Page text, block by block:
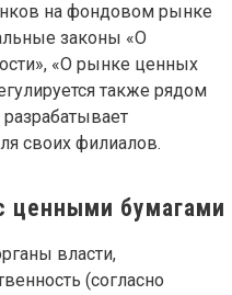
на фондовом рынке
законы «О
«О рынке ценных
также рядом
своих филиалов.
ценными бумагами
власти,
(согласно